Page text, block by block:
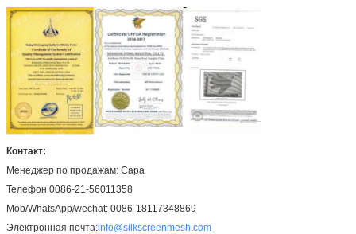
Контакт:
Менеджер по продажам: Сара
Телефон 0086-21-56011358
Mob/WhatsApp/wechat: 0086-18117348869
Электронная почта:info@silkscreenmesh.com